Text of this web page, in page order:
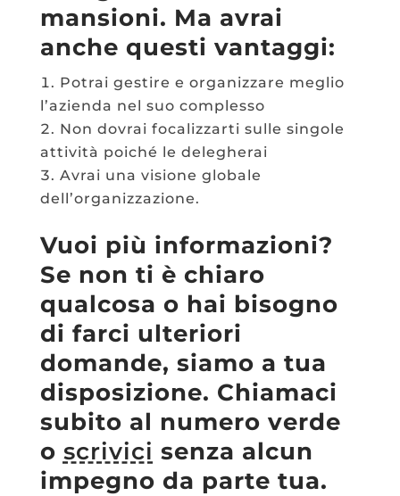
mansioni. Ma avrai
anche questi vantaggi:
Potrai gestire e organizzare meglio
l’azienda nel suo complesso
Non dovrai focalizzarti sulle singole
attività poiché le delegherai
Avrai una visione globale
dell’organizzazione.
Vuoi più informazioni?
Se non ti è chiaro
qualcosa o hai bisogno
di farci ulteriori
domande, siamo a tua
disposizione. Chiamaci
subito al numero verde
o scrivici senza alcun
impegno da parte tua.